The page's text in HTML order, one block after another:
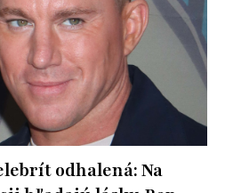
odhalená: Na